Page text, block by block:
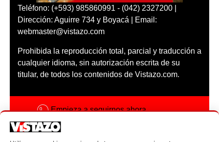
Teléfono: (+593) 985860991 - (042) 2327200 |
Dirección: Aguirre 734 y Boyacá | Email:
webmaster@vistazo.com
Prohibida la reproducción total, parcial y traducción a
cualquier idioma, sin autorización escrita de su
titular, de todos los contenidos de Vistazo.com.
Empieza a seguirnos ahora